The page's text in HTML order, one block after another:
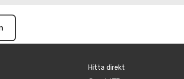
Hitta direkt